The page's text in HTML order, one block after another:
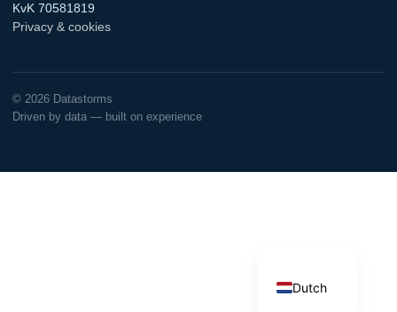
KvK 70581819
Privacy & cookies
© 2026 Datastorms
Driven by data — built on experience
Dutch